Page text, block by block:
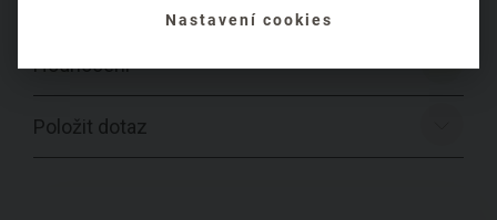
používají historicky.
Hodnocení
Položit dotaz
Nastavení cookies